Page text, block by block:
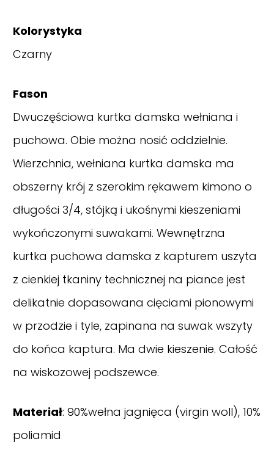
Kolorystyka
Czarny
Fason
Dwuczęściowa kurtka damska wełniana i
puchowa. Obie można nosić oddzielnie.
Wierzchnia, wełniana kurtka damska ma
obszerny krój z szerokim rękawem kimono o
długości 3/4, stójką i ukośnymi kieszeniami
wykończonymi suwakami. Wewnętrzna
kurtka puchowa damska z kapturem uszyta
z cienkiej tkaniny technicznej na piance jest
delikatnie dopasowana cięciami pionowymi
w przodzie i tyle, zapinana na suwak wszyty
do końca kaptura. Ma dwie kieszenie. Całość
na wiskozowej podszewce.
Materiał: 90%wełna jagnięca (virgin woll), 10%
poliamid